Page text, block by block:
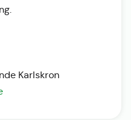
Karlskron